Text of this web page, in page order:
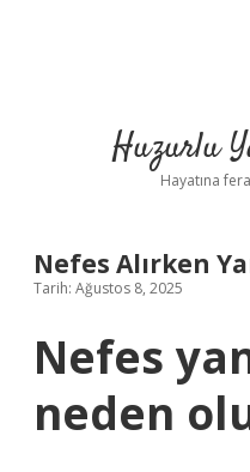
Huzurlu
Hayatına
Nefes Alırken
Tarih: Ağustos 8, 2025
Nefes
neden